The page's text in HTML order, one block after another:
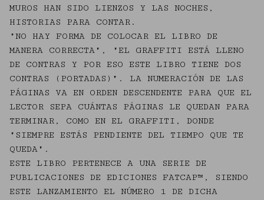
MUROS HAN SIDO LIENZOS Y LAS NOCHES,
HISTORIAS PARA CONTAR.
"NO HAY FORMA DE COLOCAR EL LIBRO DE
MANERA CORRECTA", "EL GRAFFITI ESTÁ LLENO
DE CONTRAS Y POR ESO ESTE LIBRO TIENE DOS
CONTRAS (PORTADAS)". LA NUMERACIÓN DE LAS
PÁGINAS VA EN ORDEN DESCENDENTE PARA QUE EL
LECTOR SEPA CUÁNTAS PÁGINAS LE QUEDAN PARA
TERMINAR, COMO EN EL GRAFFITI, DONDE
"SIEMPRE ESTÁS PENDIENTE DEL TIEMPO QUE TE
QUEDA".
ESTE LIBRO PERTENECE A UNA SERIE DE
PUBLICACIONES DE EDICIONES FATCAP™, SIENDO
ESTE LANZAMIENTO EL NÚMERO 1 DE DICHA